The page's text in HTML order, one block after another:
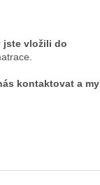
jste vložili do
kontaktovat a my